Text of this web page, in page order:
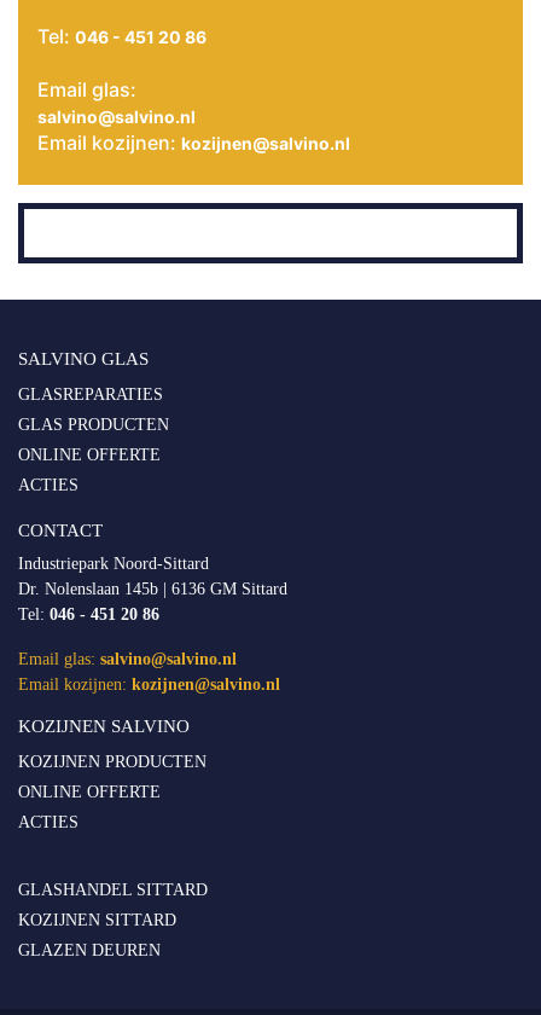
Tel: 046 - 451 20 86
Email glas:
salvino@salvino.nl
Email kozijnen: kozijnen@salvino.nl
SALVINO GLAS
GLASREPARATIES
GLAS PRODUCTEN
ONLINE OFFERTE
ACTIES
KOZIJNEN SALVINO
KOZIJNEN PRODUCTEN
ONLINE OFFERTE
ACTIES
GLASHANDEL SITTARD
KOZIJNEN SITTARD
GLAZEN DEUREN
CONTACT
Industriepark Noord-Sittard
Dr. Nolenslaan 145b | 6136 GM Sittard
Tel: 046 - 451 20 86
Email glas: salvino@salvino.nl
Email kozijnen: kozijnen@salvino.nl